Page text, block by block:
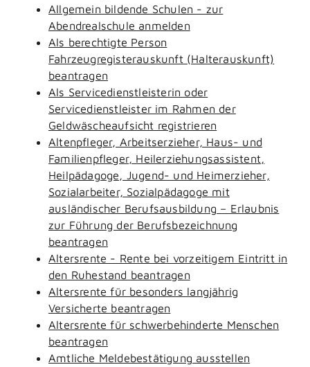
Allgemein bildende Schulen - zur
Abendrealschule anmelden
Als berechtigte Person
Fahrzeugregisterauskunft (Halterauskunft)
beantragen
Als Servicedienstleisterin oder
Servicedienstleister im Rahmen der
Geldwäscheaufsicht registrieren
Altenpfleger, Arbeitserzieher, Haus- und
Familienpfleger, Heilerziehungsassistent,
Heilpädagoge, Jugend- und Heimerzieher,
Sozialarbeiter, Sozialpädagoge mit
ausländischer Berufsausbildung – Erlaubnis
zur Führung der Berufsbezeichnung
beantragen
Altersrente - Rente bei vorzeitigem Eintritt in
den Ruhestand beantragen
Altersrente für besonders langjährig
Versicherte beantragen
Altersrente für schwerbehinderte Menschen
beantragen
Amtliche Meldebestätigung ausstellen